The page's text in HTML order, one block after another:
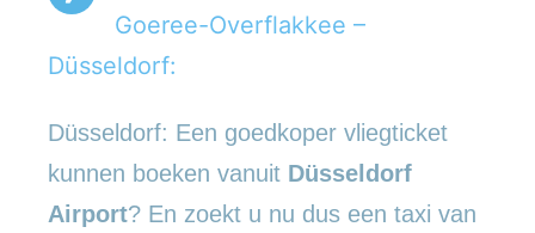
Goeree-Overflakkee –
Düsseldorf:
Düsseldorf: Een goedkoper vliegticket
kunnen boeken vanuit Düsseldorf
Airport? En zoekt u nu dus een taxi van